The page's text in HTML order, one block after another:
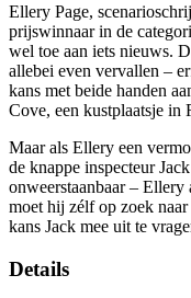
Ellery Page,
prijswinnaar in de
wel toe aan iets nieuws.
allebei even vervallen –
kans met beide handen
Cove, een kustplaatsje in
Maar als Ellery een
de knappe inspecteur
onweerstaanbaar –
moet hij zélf op zoek
kans Jack mee uit te
Details